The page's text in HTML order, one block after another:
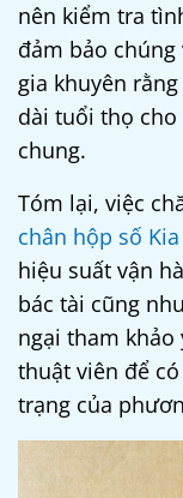
nên kiểm tra
đảm bảo chúng
gia khuyên
dài tuổi thọ
chung.
Tóm lại, việc
chân hộp số
hiệu suất vận
bác tài cũng
ngại tham khảo
thuật viên để
trạng của